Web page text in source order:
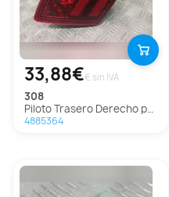
33,88€€ sin IVA
308
Piloto Trasero Derecho para Peugeot 308
4885364